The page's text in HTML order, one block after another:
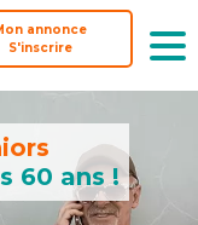
annonce
S'inscrire
annonce
S'inscrire
60 ans !